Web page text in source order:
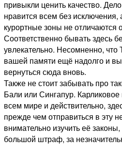
привыкли ценить качество.
нравится всем без
курортные зоны не отличаются
Соответственно бывать здесь
увлекательно. Несомненно, что
вашей памяти ещё надолго и вы
вернуться сюда вновь.
Также не стоит забывать про
Бали или Сингапур. Карликовое
всем мире и действительно,
прежде чем отправиться в эту
внимательно изучить её
большой штраф, за